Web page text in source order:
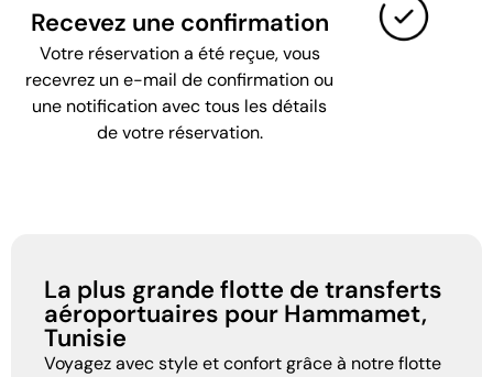
Recevez une confirmation
Votre réservation a été reçue, vous
recevrez un e-mail de confirmation ou
une notification avec tous les détails
de votre réservation.
La plus grande flotte de transferts
aéroportuaires pour Hammamet,
Tunisie
Voyagez avec style et confort grâce à notre flotte